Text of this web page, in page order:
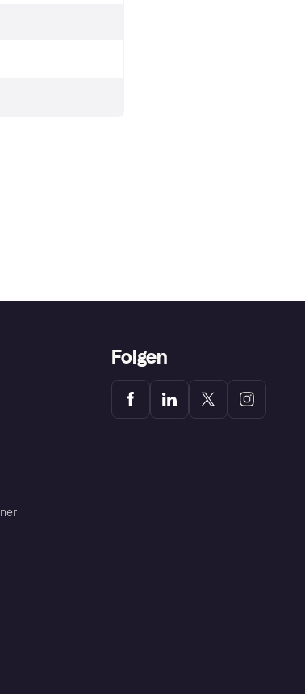
Folgen